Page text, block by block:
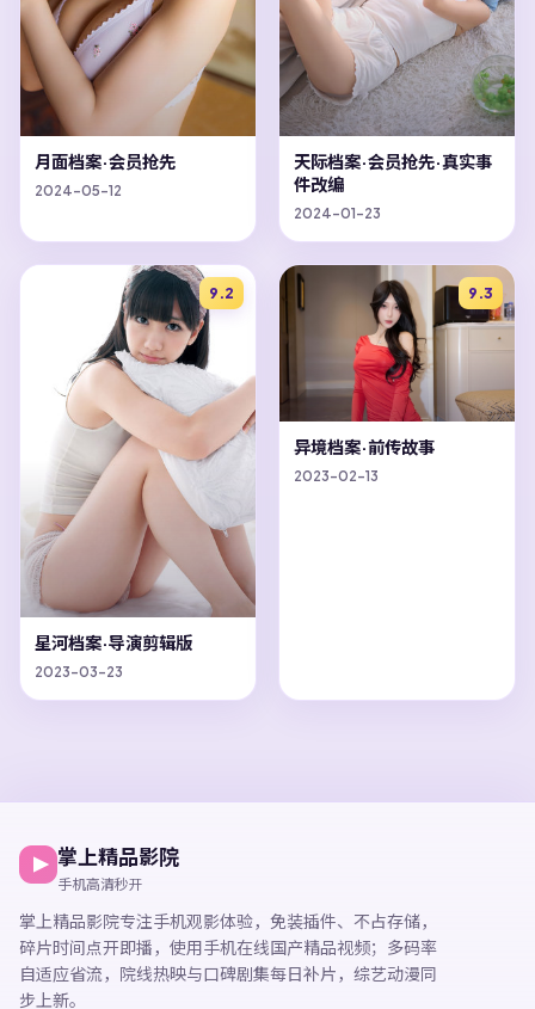
月面档案·会员抢先
2024-05-12
天际档案·会员抢先·真实事
件改编
2024-01-23
9.2
星河档案·导演剪辑版
2023-03-23
9.3
异境档案·前传故事
2023-02-13
掌上精品影院
手机高清秒开
掌上精品影院专注手机观影体验， 免装插件、不占存储，
碎片时间点开即播， 使用手机在线国产精品视频；多码率
自适应省流，院线热映与口碑剧集每日补片，综艺动漫同
步上新。